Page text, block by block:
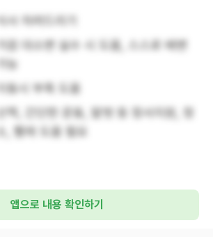
식사 차려드리기
가끔 대소변 실수 시 도움, 스스로 배변
가능
이동시 부축 도움
산책, 간단한 운동, 말벗 등 정서지원, 청
소, 빨래 도움 필요
앱으로 내용 확인하기